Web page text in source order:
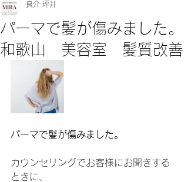
パーマで髪が傷みました。
和歌山 美容室 髪質改善
良介 坪井
パーマで髪が傷みました。
カウンセリングでお客様にお聞きする
ときに、